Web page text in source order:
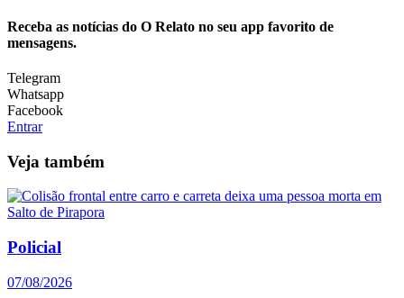
Receba as notícias do O Relato no seu app favorito de
mensagens.
Telegram
Whatsapp
Facebook
Entrar
Veja também
Policial
07/08/2026